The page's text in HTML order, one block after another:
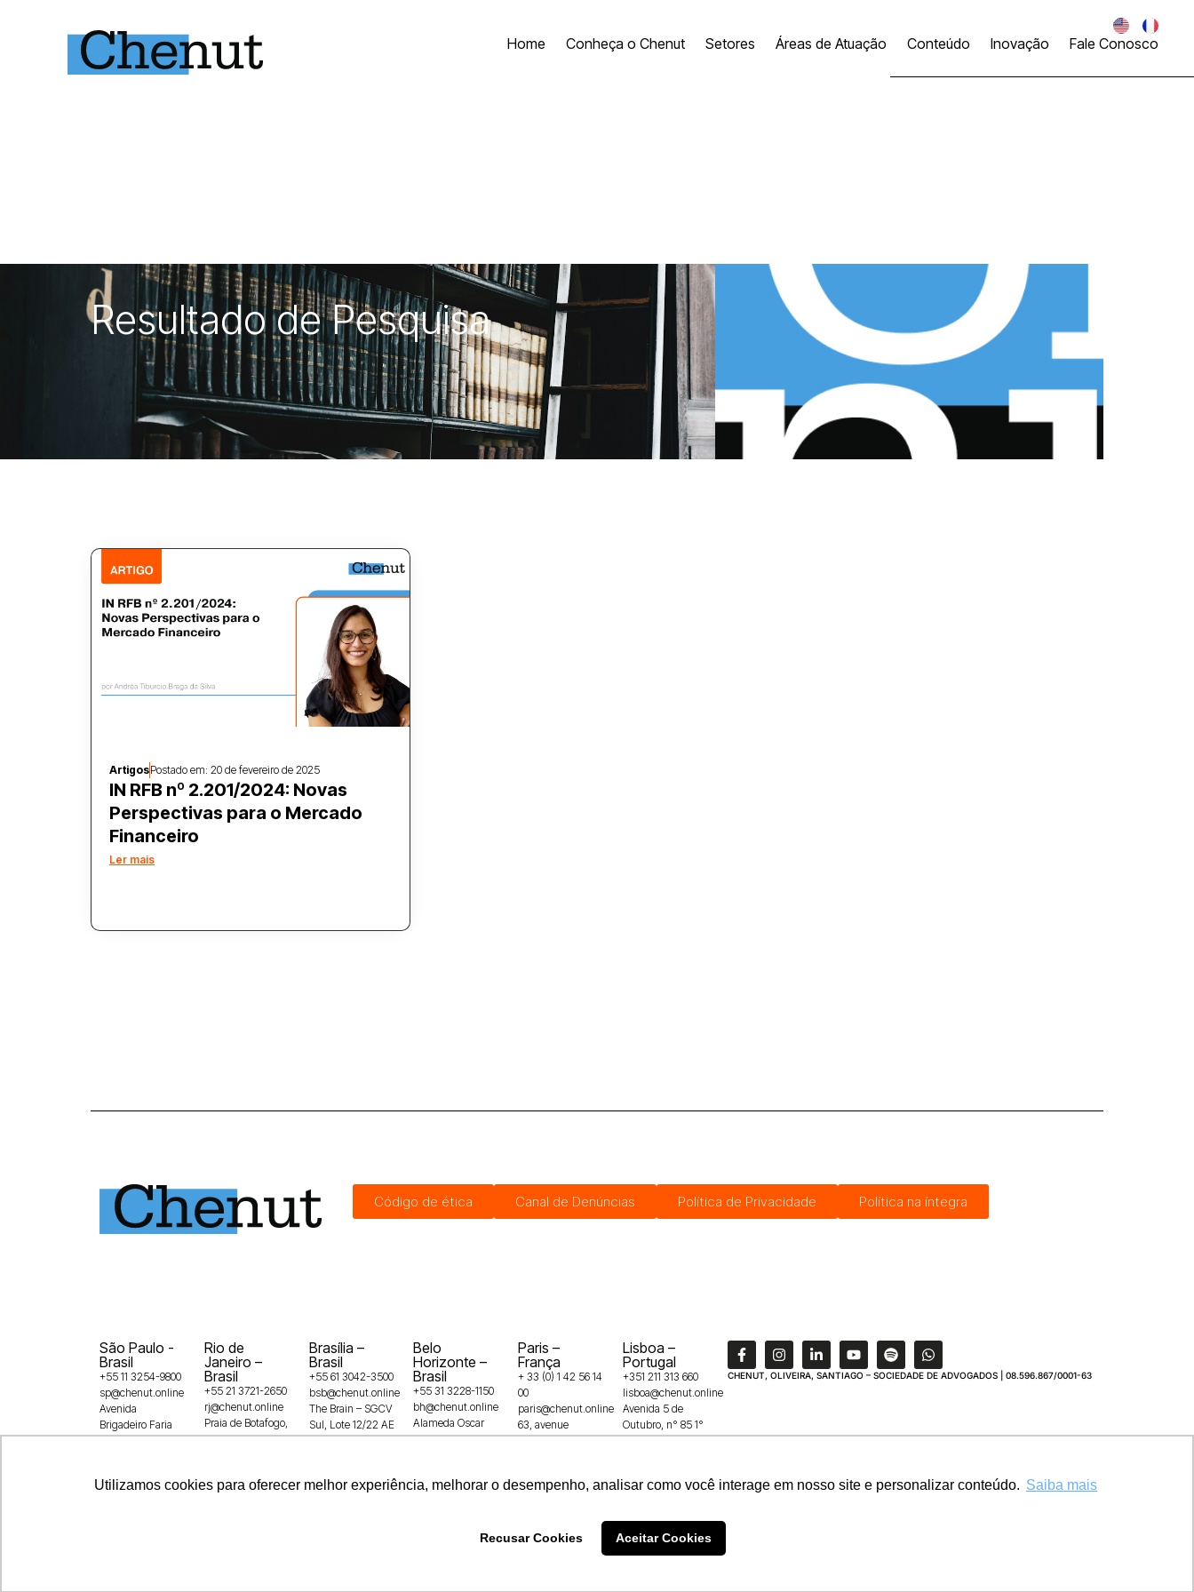
Utilizamos cookies para oferecer melhor experiência, melhorar o desempenho, analisar como você interage em nosso site e personalizar conteúdo. Saiba mais
Recusar Cookies Aceitar Cookies
Home Conheça o Chenut Setores Áreas de Atuação Conteúdo Inovação Fale Conosco
Resultado de Pesquisa
ArtigosPostado em: 20 de fevereiro de 2025
IN RFB nº 2.201/2024: Novas
Perspectivas para o Mercado
Financeiro
Ler mais
Código de ética Canal de Denúncias Política de Privacidade Política na íntegra
São Paulo -
Brasil
+55 11 3254-9800
sp@chenut.online
Avenida
Brigadeiro Faria
Lima, 3729,
04538-905
Rio de
Janeiro –
Brasil
+55 21 3721-2650
rj@chenut.online
Praia de Botafogo,
228 – 16º andar –
Brasília –
Brasil
+55 61 3042-3500
bsb@chenut.online
The Brain – SGCV
Sul, Lote 12/22 AE
Shopping Casa
71215-100
Belo
Horizonte –
Brasil
+55 31 3228-1150
bh@chenut.online
Alameda Oscar
Niemeyer, 132 –
Paris –
França
+ 33 (0) 1 42 56 14
00
paris@chenut.online
63, avenue
Franklin Roosevelt
Lisboa –
Portugal
+351 211 313 660
lisboa@chenut.online
Avenida 5 de
Outubro, n° 85 1°
andar
CHENUT, OLIVEIRA, SANTIAGO – SOCIEDADE DE ADVOGADOS | 08.596.867/0001-63